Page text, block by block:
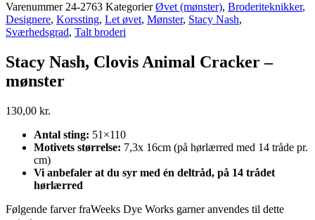
Varenummer 24-2763 Kategorier Øvet (mønster), Broderiteknikker,
Designere, Korssting, Let øvet, Mønster, Stacy Nash,
Sværhedsgrad, Talt broderi
Stacy Nash, Clovis Animal Cracker –
mønster
130,00 kr.
Antal sting: 51×110
Motivets størrelse: 7,3x 16cm (på hørlærred med 14 tråde pr.
cm)
Vi anbefaler at du syr med én deltråd, på 14 trådet
hørlærred
Følgende farver fraWeeks Dye Works garner anvendes til dette